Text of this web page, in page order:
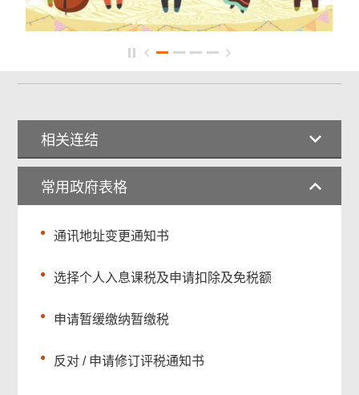
相关连结
常用政府表格
通讯地址变更通知书
选择个人入息课税及申请扣除及免税额
申请暂缓缴纳暂缴税
反对 / 申请修订评税通知书